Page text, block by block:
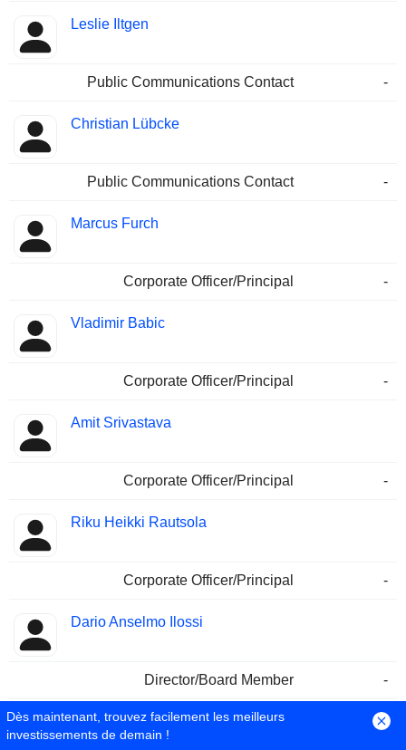
Leslie Iltgen
Public Communications Contact -
Christian Lübcke
Public Communications Contact -
Marcus Furch
Corporate Officer/Principal -
Vladimir Babic
Corporate Officer/Principal -
Amit Srivastava
Corporate Officer/Principal -
Riku Heikki Rautsola
Corporate Officer/Principal -
Dario Anselmo Ilossi
Director/Board Member -
Joachim Weith
Dès maintenant, trouvez facilement les meilleurs
investissements de demain !